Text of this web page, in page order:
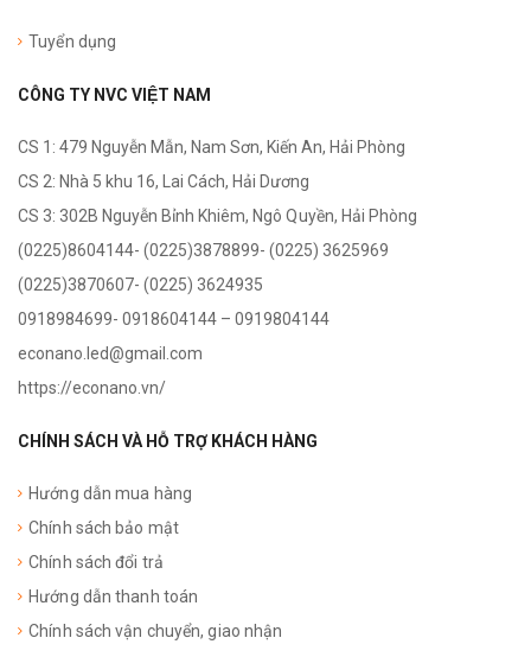
Tuyển dụng
CÔNG TY NVC VIỆT NAM
CS 1: 479 Nguyễn Mẫn, Nam Sơn, Kiến An, Hải Phòng
CS 2: Nhà 5 khu 16, Lai Cách, Hải Dương
CS 3: 302B Nguyễn Bỉnh Khiêm, Ngô Quyền, Hải Phòng
(0225)8604144- (0225)3878899- (0225) 3625969
(0225)3870607- (0225) 3624935
0918984699- 0918604144 – 0919804144
econano.led@gmail.com
https://econano.vn/
CHÍNH SÁCH VÀ HỖ TRỢ KHÁCH HÀNG
Hướng dẫn mua hàng
Chính sách bảo mật
Chính sách đổi trả
Hướng dẫn thanh toán
Chính sách vận chuyển, giao nhận